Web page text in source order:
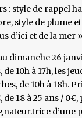
: style de rappel
style de plume
d’ici et de la mer
dimanche 26
10h à 17h, les
de 10h à 18h.
de 18 à 25 ans /
d’une